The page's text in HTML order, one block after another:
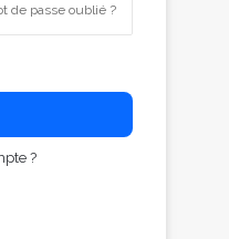
de passe oublié ?
?